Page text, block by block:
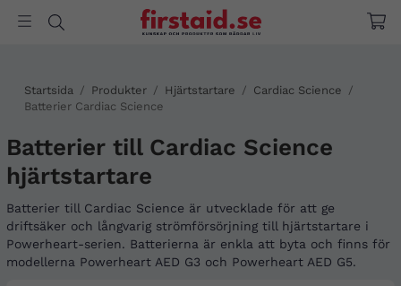
Startsida / Produkter / Hjärtstartare / Cardiac Science /
Batterier Cardiac Science
Batterier till Cardiac Science
hjärtstartare
Batterier till Cardiac Science är utvecklade för att ge
driftsäker och långvarig strömförsörjning till hjärtstartare i
Powerheart-serien. Batterierna är enkla att byta och finns för
modellerna Powerheart AED G3 och Powerheart AED G5.